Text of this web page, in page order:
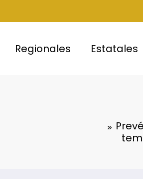
Regionales Estatales